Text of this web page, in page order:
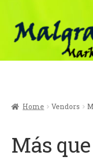
Vendre
Home Vendors
Más